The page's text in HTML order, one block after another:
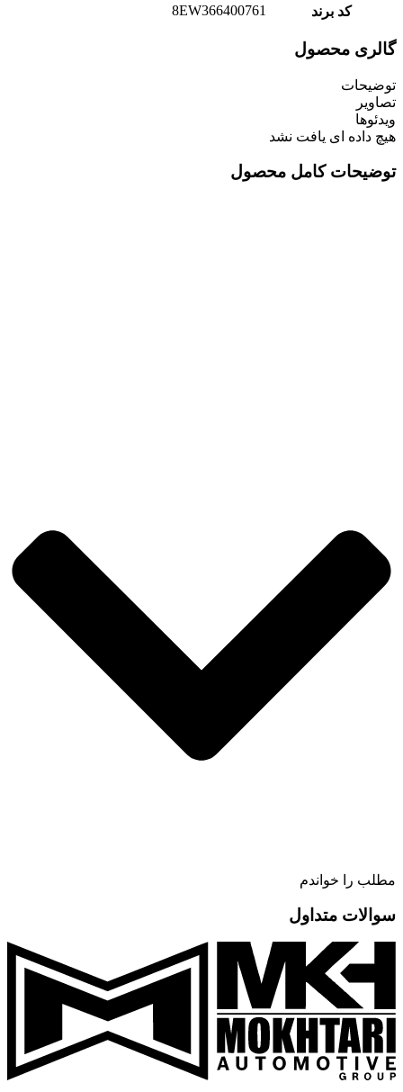
کد برند
8EW366400761
گالری محصول
توضیحات
تصاویر
ویدئوها
هیچ داده ای یافت نشد
توضیحات کامل محصول
مطلب را خواندم
سوالات متداول